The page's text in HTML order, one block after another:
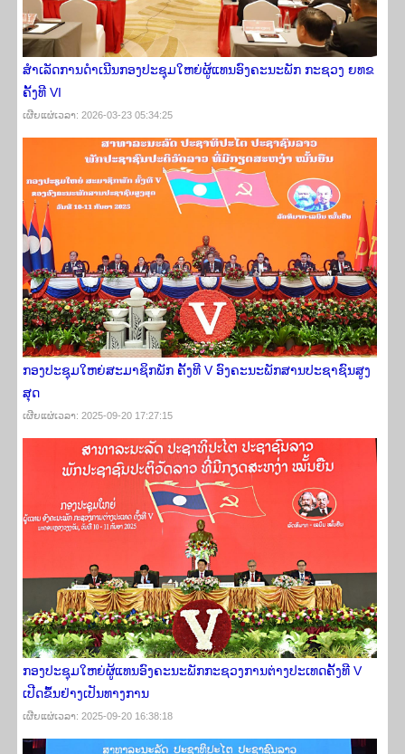
ສຳເລັດການດຳເນີນກອງປະຊຸມໃຫຍ່ຜູ້ແທນອົງຄະນະພັກ ກະຊວງ ຍທຂ
ຄັ້ງທີ VI
ເຜີຍ​ແຜ່​ເວ​ລາ: 2026-03-23 05:34:25
ກອງ​ປະຊຸມ​​ໃຫຍ່ສະມາຊິກພັກ ຄັ້ງ​ທີ V ອົງຄະ​ນະພັກສາ​ນປະຊາຊົນ​ສູງ​
ສຸດ
ເຜີຍ​ແຜ່​ເວ​ລາ: 2025-09-20 17:27:15
ກອງປະຊຸມໃຫຍ່ຜູ້ແທນອົງຄະນະພັກກະຊວງການຕ່າງປະເທດຄັ້ງທີ V
ເປີດຂຶ້ນຢ່າງເປັນທາງການ
ເຜີຍ​ແຜ່​ເວ​ລາ: 2025-09-20 16:38:18